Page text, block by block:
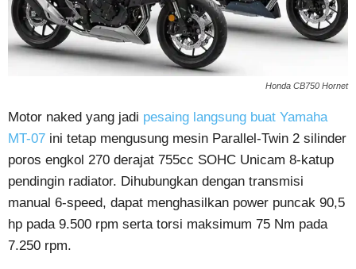
Honda CB750 Hornet
Motor naked yang jadi pesaing langsung buat Yamaha
MT-07 ini tetap mengusung mesin Parallel-Twin 2 silinder
poros engkol 270 derajat 755cc SOHC Unicam 8-katup
pendingin radiator. Dihubungkan dengan transmisi
manual 6-speed, dapat menghasilkan power puncak 90,5
hp pada 9.500 rpm serta torsi maksimum 75 Nm pada
7.250 rpm.